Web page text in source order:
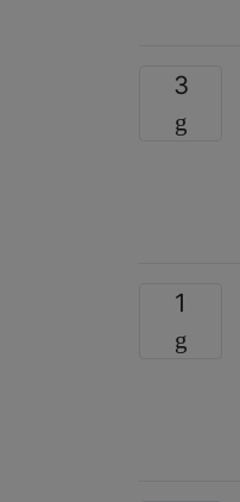
3
1